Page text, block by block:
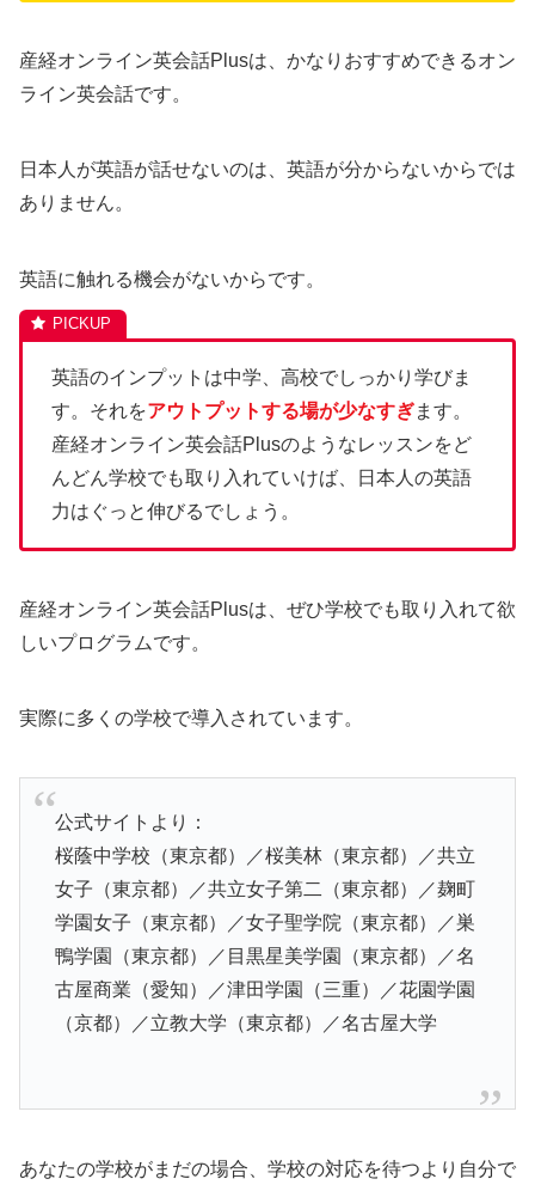
産経オンライン英会話Plusは、かなりおすすめできるオン
ライン英会話です。
日本人が英語が話せないのは、英語が分からないからでは
ありません。
英語に触れる機会がないからです。
英語のインプットは中学、高校でしっかり学びま
す。それをアウトプットする場が少なすぎます。
産経オンライン英会話Plusのようなレッスンをど
んどん学校でも取り入れていけば、日本人の英語
力はぐっと伸びるでしょう。
産経オンライン英会話Plusは、ぜひ学校でも取り入れて欲
しいプログラムです。
実際に多くの学校で導入されています。
公式サイトより：
桜蔭中学校（東京都）／桜美林（東京都）／共立
女子（東京都）／共立女子第二（東京都）／麹町
学園女子（東京都）／女子聖学院（東京都）／巣
鴨学園（東京都）／目黒星美学園（東京都）／名
古屋商業（愛知）／津田学園（三重）／花園学園
（京都）／立教大学（東京都）／名古屋大学
あなたの学校がまだの場合、学校の対応を待つより自分で